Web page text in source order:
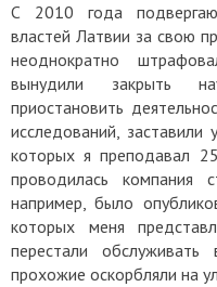
С 2010 года
властей Латвии за свою
неоднократно
вынудили закрыть
приостановить
исследований, заставили
которых я преподавал
проводилась компания
например, было
которых меня
перестали
прохожие оскорбляли на